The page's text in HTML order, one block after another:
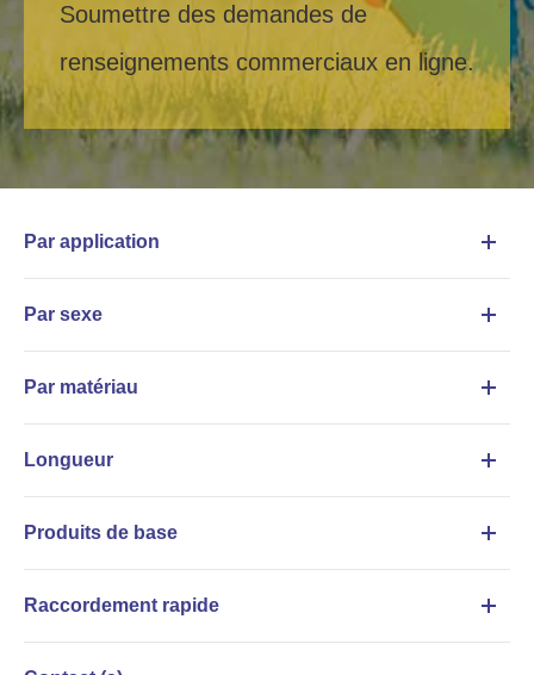
Soumettre des demandes de
renseignements commerciaux en ligne.
Par application
Par sexe
Par matériau
Longueur
Produits de base
Raccordement rapide